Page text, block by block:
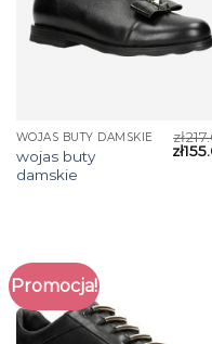
WOJAS BUTY DAMSKIE
wojas buty
damskie
zł
zł
Promocja!